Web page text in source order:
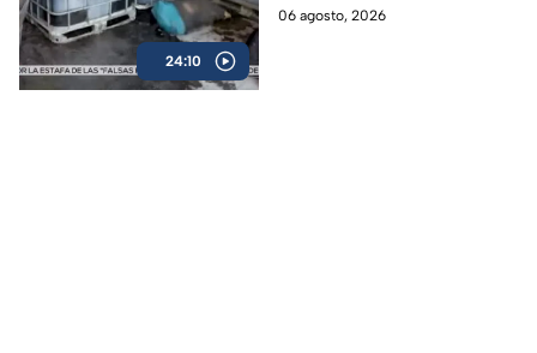
24:10
Leonardo Herrera.
06 agosto, 2026